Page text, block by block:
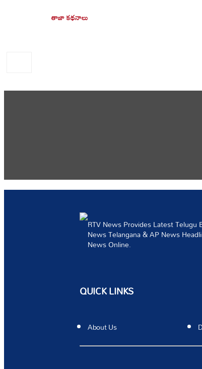
తాజా కథనాలు
RTV News Provides Latest Telugu
News Telangana & AP News
News Online.
QUICK LINKS
About Us